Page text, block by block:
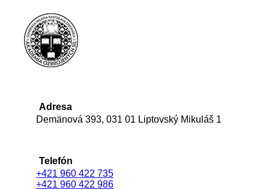
Adresa
Demänová 393, 031 01 Liptovský Mikuláš 1
Telefón
+421 960 422 735
+421 960 422 986